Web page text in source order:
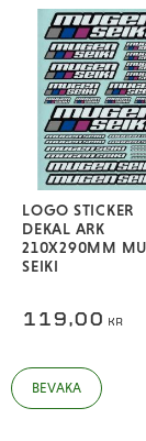
LOGO STICKER
DEKAL ARK
210X290MM
SEIKI
119,00 KR